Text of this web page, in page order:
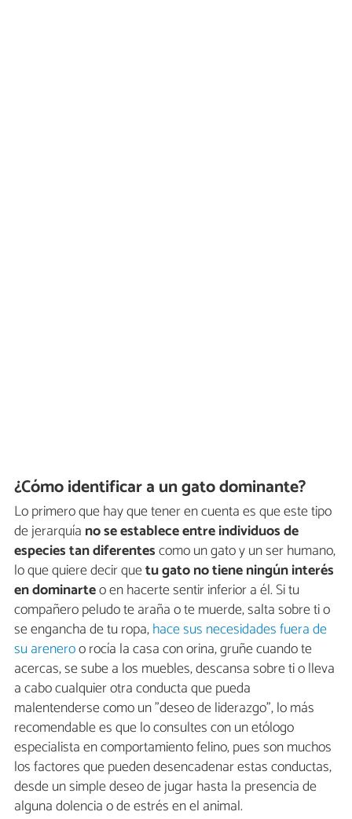
¿Cómo identificar a un gato dominante?
Lo primero que hay que tener en cuenta es que este tipo
de jerarquía no se establece entre individuos de
especies tan diferentescomo un gato y un ser humano,
lo que quiere decir quetu gato no tiene ningún interés
en dominarteo en hacerte sentir inferior a él. Si tu
compañero peludo te araña o te muerde, salta sobre ti o
se engancha de tu ropa,hace sus necesidades fuera de
su areneroo rocía la casa con orina, gruñe cuando te
acercas, se sube a los muebles, descansa sobre ti o lleva
a cabo cualquier otra conducta que pueda
malentenderse como un "deseo de liderazgo", lo más
recomendable es que lo consultes con un etólogo
especialista en comportamiento felino, pues son muchos
los factores que pueden desencadenar estas conductas,
desde un simple deseo de jugar hasta la presencia de
alguna dolencia o de estrés en el animal.